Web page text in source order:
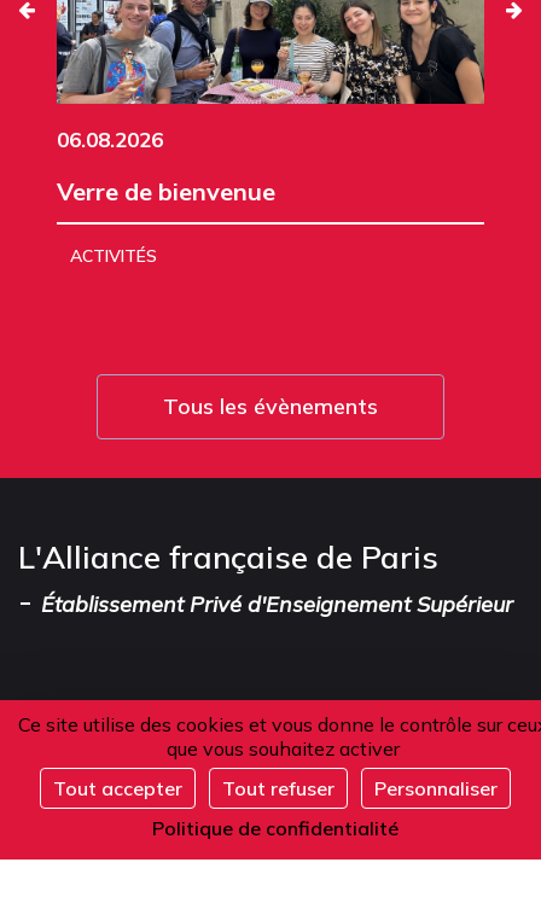
Ce site utilise des cookies et vous donne le contrôle sur
que vous souhaitez activer
Tout accepter
Tout refuser
Personnaliser
Politique de confidentialité
Complet
06.08.2026
Verre de bienvenue
ACTIVITÉS
Tous les évènements
L'Alliance française de Paris
- Établissement Privé d'Enseignement Supérieur
Adresse
101 boulevard Raspail
75006 Paris